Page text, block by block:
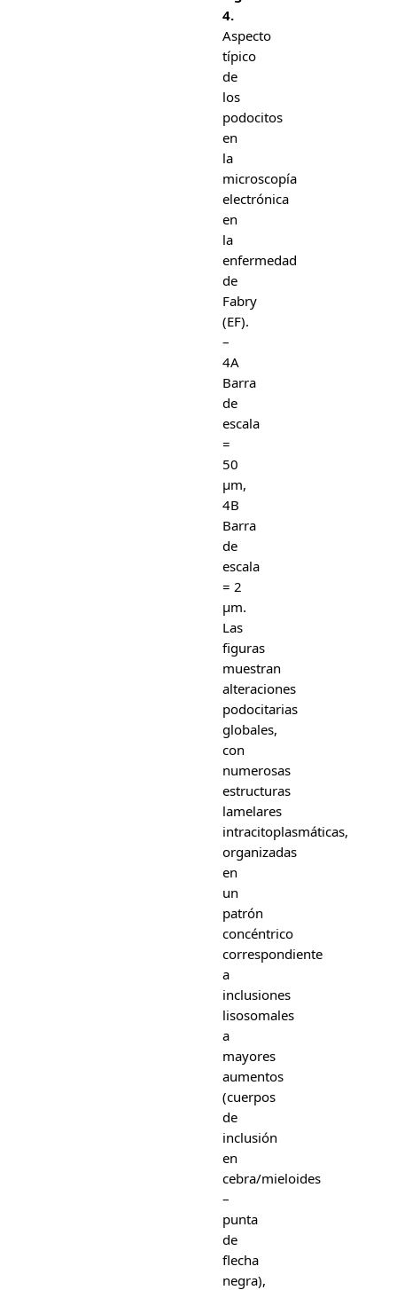
4.
Aspecto
típico
de
los
podocitos
en
la
microscopía
electrónica
en
la
enfermedad
de
Fabry
(EF).
–
4A
Barra
de
escala
=
50
µm,
4B
Barra
de
escala
= 2
µm.
Las
figuras
muestran
alteraciones
podocitarias
globales,
con
numerosas
estructuras
lamelares
intracitoplasmáticas,
organizadas
en
un
patrón
concéntrico
correspondiente
a
inclusiones
lisosomales
a
mayores
aumentos
(cuerpos
de
inclusión
en
cebra/mieloides
–
punta
de
flecha
negra),